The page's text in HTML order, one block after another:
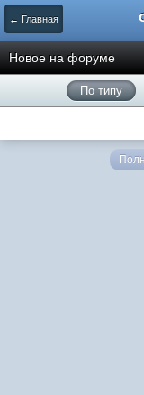
← Главная
Новое на форуме
По типу